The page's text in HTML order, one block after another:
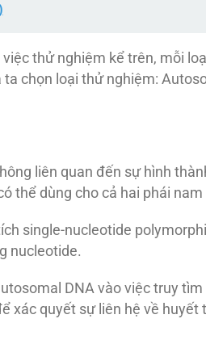
thử nghiệm kể trên, mỗi
chọn loại thử nghiệm:
liên quan đến sự hình
thể dùng cho cả hai phái
single-nucleotide
nucleotide.
DNA vào việc truy
xác quyết sự liên hệ về